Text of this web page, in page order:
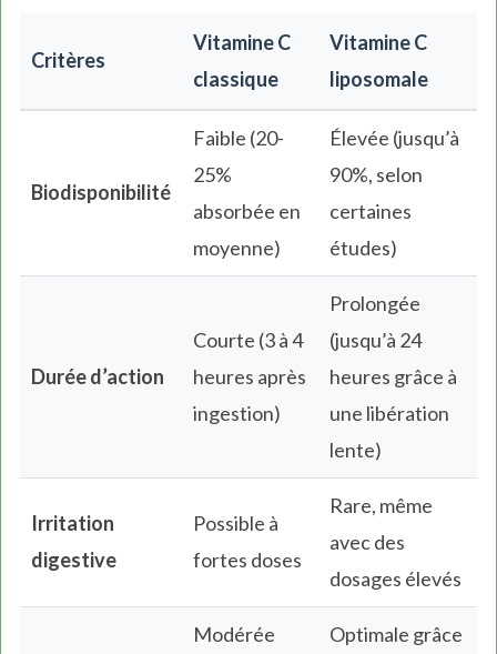
Critères
Vitamine C
classique
Vitamine C
liposomale
Biodisponibilité
Faible (20-
25%
absorbée en
moyenne)
Élevée (jusqu’à
90%, selon
certaines
études)
Durée d’action
Courte (3 à 4
heures après
ingestion)
Prolongée
(jusqu’à 24
heures grâce à
une libération
lente)
Irritation
digestive
Possible à
fortes doses
Rare, même
avec des
dosages élevés
Modérée
Optimale grâce